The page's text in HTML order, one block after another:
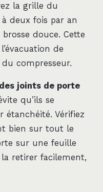
la grille du
deux fois par an
douce. Cette
de
compresseur.
joints de porte
qu’ils se
étanchéité. Vérifiez
bien sur tout le
sur une feuille
retirer facilement,